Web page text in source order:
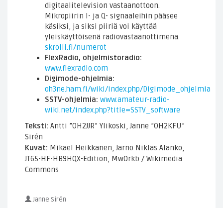
digitaalitelevision vastaanottoon.
Mikropiirin I- ja Q- signaaleihin pääsee
käsiksi, ja siksi piiriä voi käyttää
yleiskäyttöisenä radiovastaanottimena.
skrolli.fi/numerot
FlexRadio, ohjelmistoradio:
www.flexradio.com
Digimode-ohjelmia:
oh3ne.ham.fi/wiki/index.php/Digimode_ohjelmia
SSTV-ohjelmia: www.amateur-radio-
wiki.net/index.php?title=SSTV_software
Teksti: Antti ”OH2JJR” Ylikoski, Janne ”OH2KFU”
Sirén
Kuvat: Mikael Heikkanen, Jarno Niklas Alanko,
JT65-HF-HB9HQX-Edition, Mw0rkb / Wikimedia
Commons
Janne Sirén